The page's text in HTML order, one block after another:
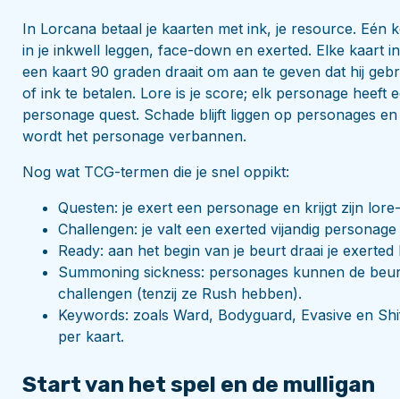
In Lorcana betaal je kaarten met ink, je resource. Eén
in je inkwell leggen, face-down en exerted. Elke kaart
een kaart 90 graden draait om aan te geven dat hij
of ink te betalen. Lore is je score; elk personage heeft
personage quest. Schade blijft liggen op personages
wordt het personage verbannen.
Nog wat TCG-termen die je snel oppikt:
Questen: je exert een personage en krijgt zijn
Challengen: je valt een exerted vijandig
Ready: aan het begin van je beurt draai je
Summoning sickness: personages kunnen de
challengen (tenzij ze Rush hebben).
Keywords: zoals Ward, Bodyguard, Evasive en
per kaart.
Start van het spel en de mulligan